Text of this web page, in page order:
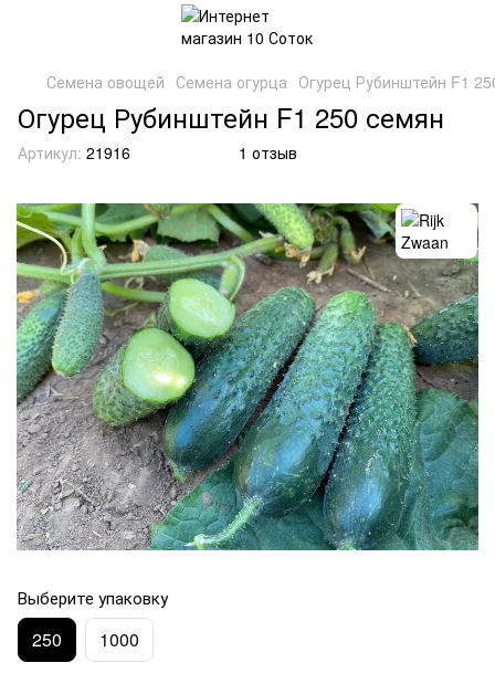
Семена овощей Семена огурца Огурец Рубинштейн F1
Огурец Рубинштейн F1 250 семян
Артикул: 21916 1 отзыв
Выберите упаковку
250 1000